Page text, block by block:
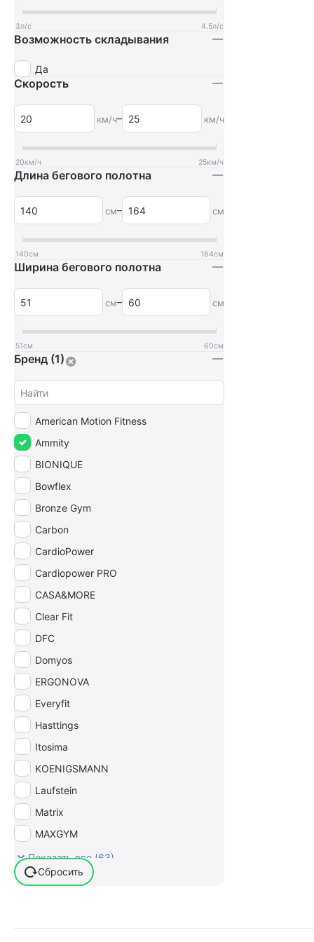
3л/с 4.5л/с
Возможность складывания
Да
Cкорость
км/ч– км/ч
20км/ч 25км/ч
Длина бегового полотна
см– см
140см 164см
Ширина бегового полотна
см– см
51см 60см
Бренд (1)
American Motion Fitness
Ammity
BIONIQUE
Bowflex
Bronze Gym
Carbon
CardioPower
Cardiopower PRO
CASA&MORE
Clear Fit
DFC
Domyos
ERGONOVA
Everyfit
Hasttings
Itosima
KOENIGSMANN
Laufstein
Matrix
MAXGYM
MERACH
Oxygen
Показать все (63)
Сбросить